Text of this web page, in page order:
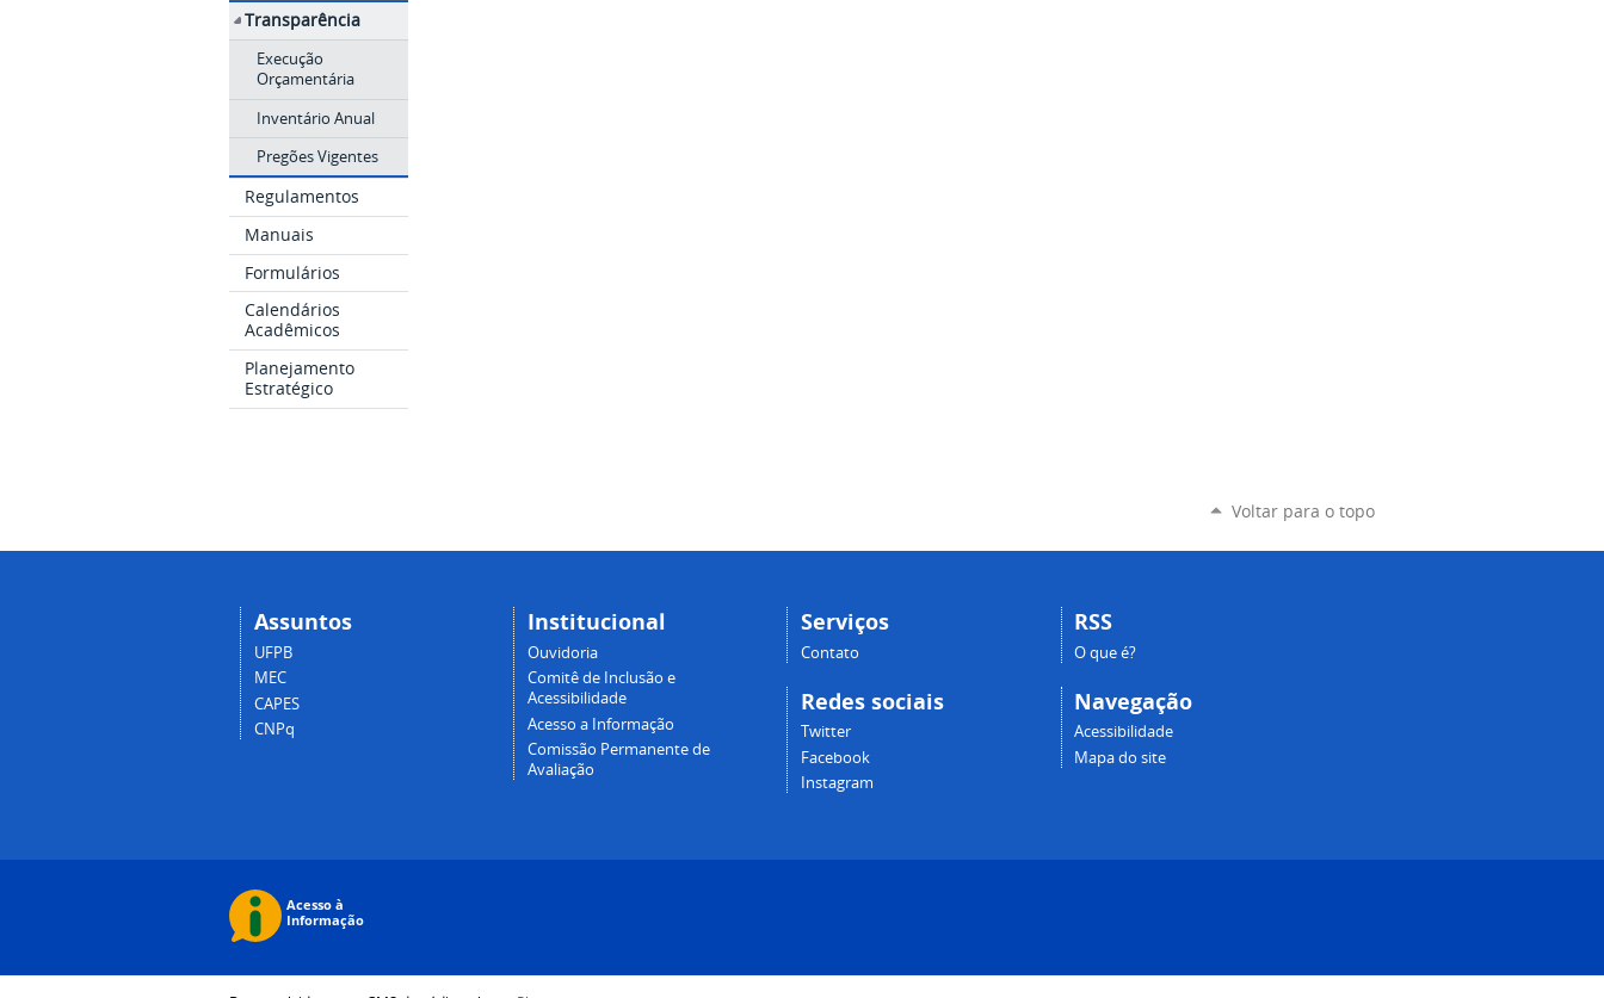
Transparência
Execução
Orçamentária
Inventário Anual
Pregões Vigentes
Regulamentos
Manuais
Formulários
Calendários
Acadêmicos
Planejamento
Estratégico
Voltar para o topo
Assuntos
UFPB
MEC
CAPES
CNPq
Institucional
Ouvidoria
Comitê de Inclusão e
Acessibilidade
Acesso a Informação
Comissão Permanente de
Avaliação
Serviços
Contato
Redes sociais
Twitter
Facebook
Instagram
RSS
O que é?
Navegação
Acessibilidade
Mapa do site